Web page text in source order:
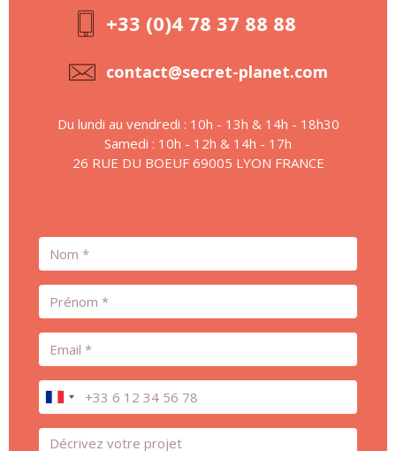
+33 (0)4 78 37 88 88
contact@secret-planet.com
Du lundi au vendredi : 10h - 13h & 14h - 18h30
Samedi : 10h - 12h & 14h - 17h
26 RUE DU BOEUF 69005 LYON FRANCE
Nom
Prénom
Email
Téléphone
Message *